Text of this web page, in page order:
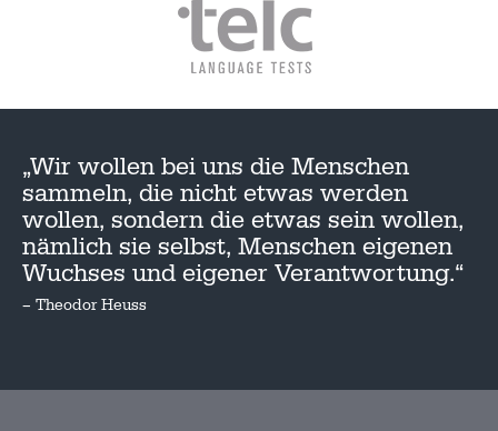
„Wir wollen bei uns die Menschen
sammeln, die nicht etwas werden
wollen, sondern die etwas sein wollen,
nämlich sie selbst, Menschen eigenen
Wuchses und eigener Verantwortung.“
– Theodor Heuss